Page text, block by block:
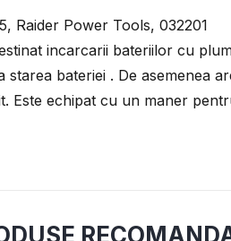
Raider Power Tools, 032201
incarcarii bateriilor cu
bateriei . De asemenea
Este echipat cu un maner